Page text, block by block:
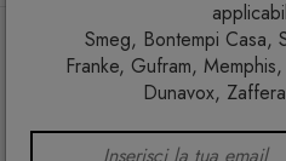
Smeg, Bontempi Casa,
Franke, Gufram,
Dunavox,